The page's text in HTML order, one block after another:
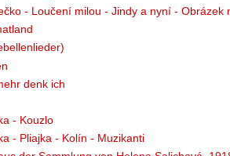
- Loučení milou - Jindy a nyní - Obrázek
denk ich
- Kouzlo
- Pliajka - Kolín - Muzikanti